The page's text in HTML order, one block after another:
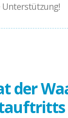
Unterstützung!
der